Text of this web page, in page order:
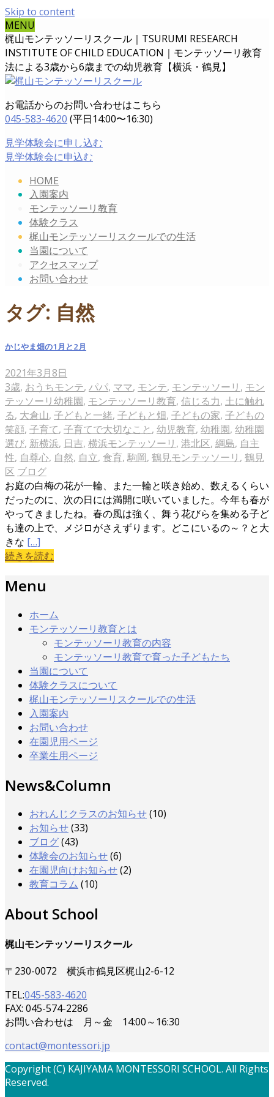
Skip to content
MENU
梶山モンテッソーリスクール｜TSURUMI RESEARCH
INSTITUTE OF CHILD EDUCATION｜ モンテッソーリ教育
法による3歳から6歳までの幼児教育【横浜・鶴見】
お電話からのお問い合わせはこちら
045-583-4620 (平日14:00〜16:30)
見学体験会に申し込む
見学体験会に申込む
HOME
入園案内
モンテッソーリ教育
体験クラス
梶山モンテッソーリスクールでの生活
当園について
アクセスマップ
お問い合わせ
タグ: 自然
かじやま畑の1月と2月
2021年3月8日
3歳, おうちモンテ, パパ, ママ, モンテ, モンテッソーリ , モン
テッソーリ幼稚園, モンテッソーリ教育, 信じる力, 土に触れ
る, 大倉山, 子どもと一緒, 子どもと畑, 子どもの家, 子どもの
笑顔, 子育て, 子育てで大切なこと , 幼児教育, 幼稚園, 幼稚園
選び, 新横浜, 日吉, 横浜モンテッソーリ , 港北区, 綱島, 自主
性, 自尊心, 自然, 自立, 食育, 駒岡, 鶴見モンテッソーリ , 鶴見
区 ブログ
お庭の白梅の花が一輪、また一輪と咲き始め、数えるくらい
だったのに、次の日には満開に咲いていました。今年も春が
やってきましたね。春の風は強く、舞う花びらを集める子ど
も達の上で、メジロがさえずります。どこにいるの～？と大
きな […]
続きを読む
Menu
ホーム
モンテッソーリ教育とは
モンテッソーリ教育の内容
モンテッソーリ教育で育った子どもたち
当園について
体験クラスについて
梶山モンテッソーリスクールでの生活
入園案内
お問い合わせ
在園児用ページ
卒業生用ページ
News&Column
おれんじクラスのお知らせ(10)
お知らせ(33)
ブログ(43)
体験会のお知らせ(6)
在園児向けお知らせ(2)
教育コラム (10)
About School
梶山モンテッソーリスクール
〒230-0072 横浜市鶴見区梶山2-6-12
TEL:045-583-4620
FAX: 045-574-2286
お問い合わせは 月～金 14:00～16:30
contact@montessori.jp
Copyright (C) KAJIYAMA MONTESSORI SCHOOL. All Rights
Reserved.